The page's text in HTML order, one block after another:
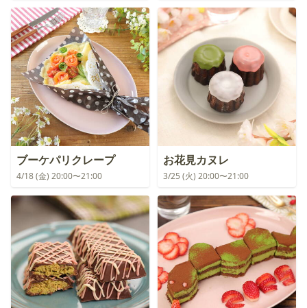
ブーケパリクレープ
4/18 (金) 20:00〜21:00
お花見カヌレ
3/25 (火) 20:00〜21:00